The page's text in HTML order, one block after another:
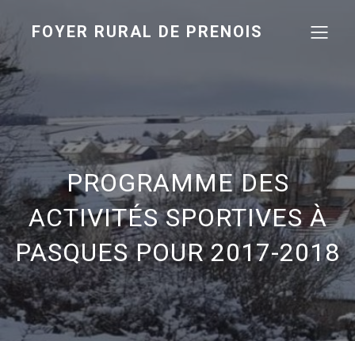
FOYER RURAL DE PRENOIS
PROGRAMME DES
ACTIVITÉS SPORTIVES À
PASQUES POUR 2017-2018